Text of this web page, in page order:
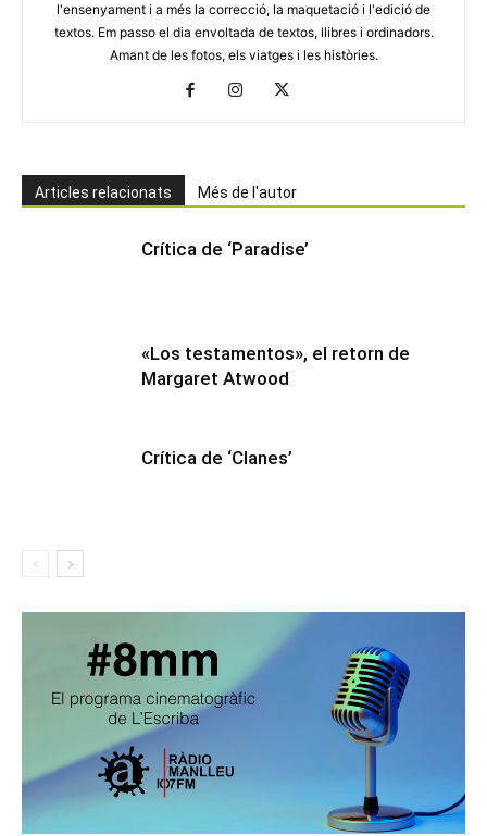
l'ensenyament i a més la correcció, la maquetació i l'edició de
textos. Em passo el dia envoltada de textos, llibres i ordinadors.
Amant de les fotos, els viatges i les històries.
Articles relacionats Més de l'autor
Crítica de ‘Paradise’
«Los testamentos», el retorn de
Margaret Atwood
Crítica de ‘Clanes’